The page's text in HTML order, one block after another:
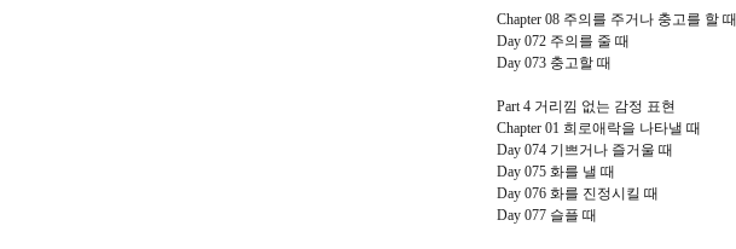
Chapter 08 주의를 주거나 충고를 할 때
Day 072 주의를 줄 때
Day 073 충고할 때
Part 4 거리낌 없는 감정 표현
Chapter 01 희로애락을 나타낼 때
Day 074 기쁘거나 즐거울 때
Day 075 화를 낼 때
Day 076 화를 진정시킬 때
Day 077 슬플 때